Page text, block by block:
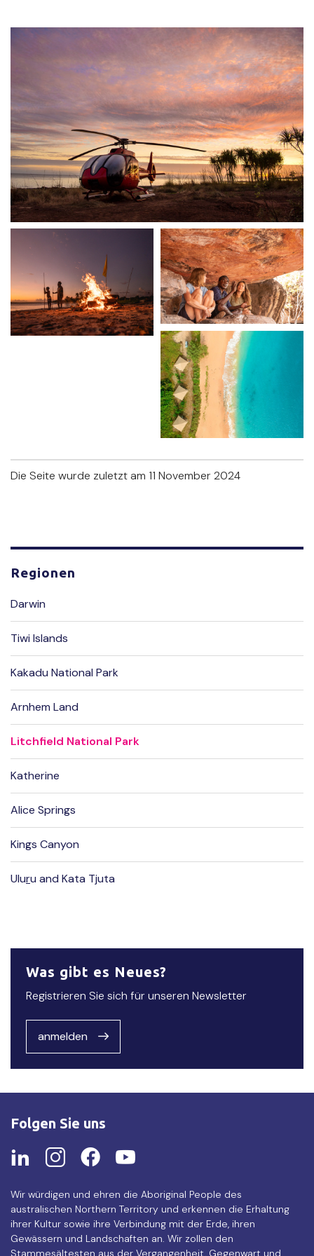
Die Seite wurde zuletzt am 11 November 2024
Regionen
Darwin
Tiwi Islands
Kakadu National Park
Arnhem Land
Litchfield National Park
Katherine
Alice Springs
Kings Canyon
Uluru and Kata Tjuta
Was gibt es Neues?
Registrieren Sie sich für unseren Newsletter
anmelden
Folgen Sie uns
Wir würdigen und ehren die Aboriginal People des
australischen Northern Territory und erkennen die Erhaltung
ihrer Kultur sowie ihre Verbindung mit der Erde, ihren
Gewässern und Landschaften an. Wir zollen den
Stammesältesten aus der Vergangenheit, Gegenwart und